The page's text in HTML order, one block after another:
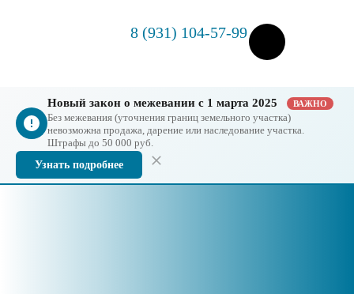
8 (931) 104-57-99
Новый закон о межевании с 1 марта 2025 ВАЖНО
Без межевания (уточнения границ земельного участка)
невозможна продажа, дарение или наследование участка.
Штрафы до 50 000 руб.
Узнать подробнее